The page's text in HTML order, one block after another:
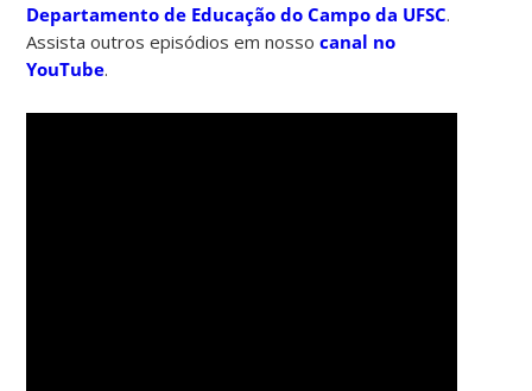
Departamento de Educação do Campo da UFSC.
Assista outros episódios em nossocanal no
YouTube.